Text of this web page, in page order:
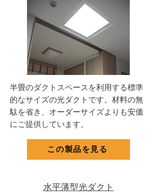
半畳のダクトスペースを利用する標準
的なサイズの光ダクトです。材料の無
駄を省き、オーダーサイズよりも安価
にご提供しています。
この製品を見る
水平薄型光ダクト